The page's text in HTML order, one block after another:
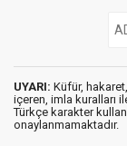
UYARI: Küfür,
içeren, imla kuralları
Türkçe karakter
onaylanmamaktadır.